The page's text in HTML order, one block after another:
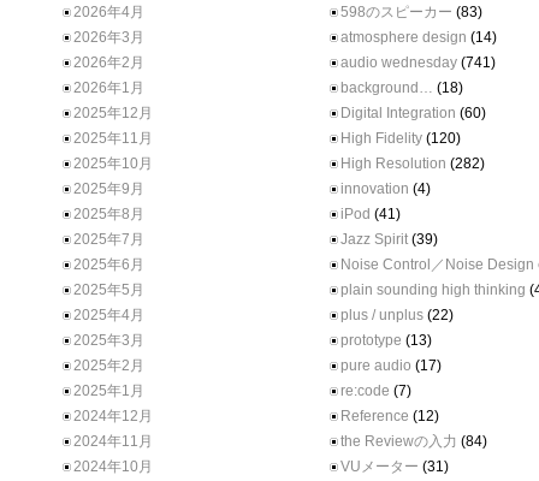
2026年4月
2026年3月
2026年2月
2026年1月
2025年12月
2025年11月
2025年10月
2025年9月
2025年8月
2025年7月
2025年6月
2025年5月
2025年4月
2025年3月
2025年2月
2025年1月
2024年12月
2024年11月
2024年10月
598のスピーカー (83)
atmosphere design (14)
audio wednesday (741)
background… (18)
Digital Integration (60)
High Fidelity (120)
High Resolution (282)
innovation (4)
iPod (41)
Jazz Spirit (39)
Noise Control／Noise Design
plain sounding high thinking
plus / unplus (22)
prototype (13)
pure audio (17)
re:code (7)
Reference (12)
the Reviewの入力 (84)
VUメーター (31)